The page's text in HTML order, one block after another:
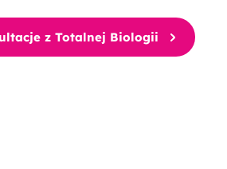
z Totalnej Biologii